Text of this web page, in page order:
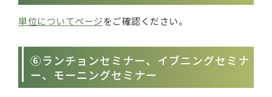
単位についてページをご確認ください。
⑥ランチョンセミナー、イブニングセミナ
ー、モーニングセミナー